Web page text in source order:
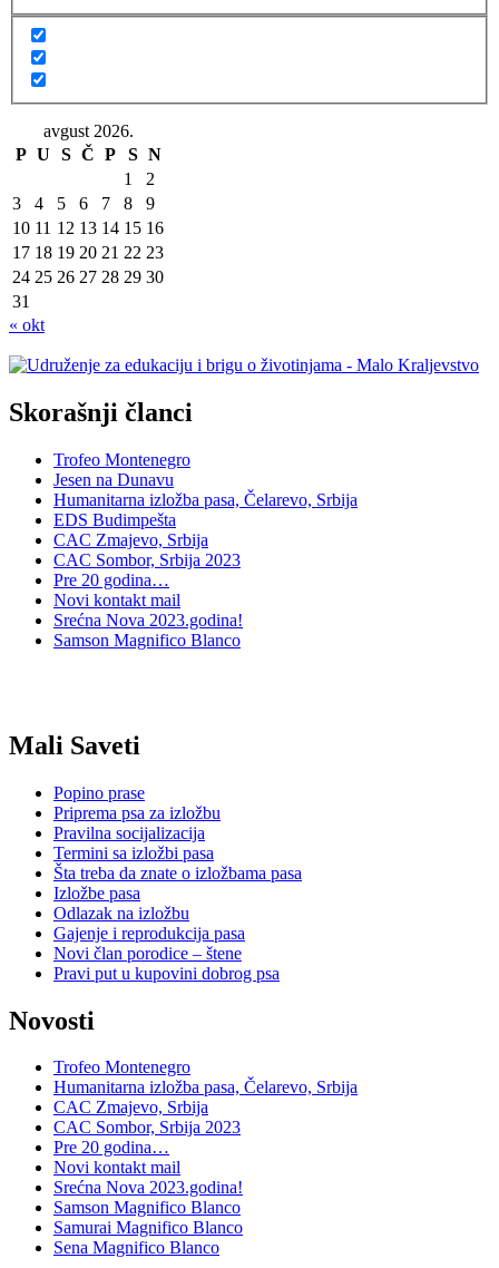
avgust 2026.
P U S Č P S N
1
2
3
4 5 6 7 8
9
10 11 12 13 14 15 16
17 18 19 20 21 22 23
24 25 26 27 28 29 30
31
« okt
Skorašnji članci
Trofeo Montenegro
Jesen na Dunavu
Humanitarna izložba pasa, Čelarevo, Srbija
EDS Budimpešta
CAC Zmajevo, Srbija
CAC Sombor, Srbija 2023
Pre 20 godina…
Novi kontakt mail
Srećna Nova 2023.godina!
Samson Magnifico Blanco
Mali Saveti
Popino prase
Priprema psa za izložbu
Pravilna socijalizacija
Termini sa izložbi pasa
Šta treba da znate o izložbama pasa
Izložbe pasa
Odlazak na izložbu
Gajenje i reprodukcija pasa
Novi član porodice – štene
Pravi put u kupovini dobrog psa
Novosti
Trofeo Montenegro
Humanitarna izložba pasa, Čelarevo, Srbija
CAC Zmajevo, Srbija
CAC Sombor, Srbija 2023
Pre 20 godina…
Novi kontakt mail
Srećna Nova 2023.godina!
Samson Magnifico Blanco
Samurai Magnifico Blanco
Sena Magnifico Blanco